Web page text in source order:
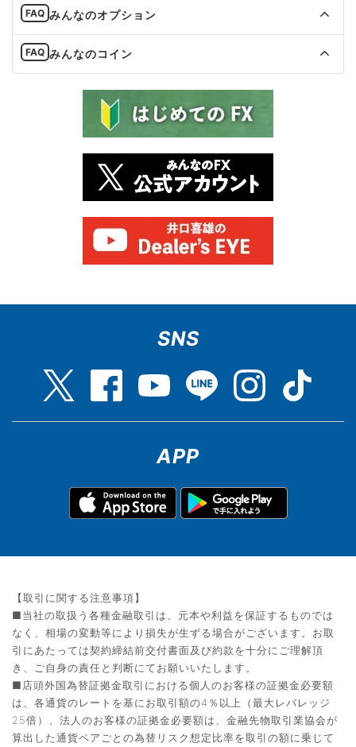
みんなのオプション
みんなのコイン
SNS
APP
【取引に関する注意事項】
■当社の取扱う各種金融取引は、元本や利益を保証するものでは
なく、相場の変動等により損失が生ずる場合がございます。お取
引にあたっては契約締結前交付書面及び約款を十分にご理解頂
き、ご自身の責任と判断にてお願いいたします。
■店頭外国為替証拠金取引における個人のお客様の証拠金必要額
は、各通貨のレートを基にお取引額の4％以上（最大レバレッジ
25倍）、法人のお客様の証拠金必要額は、金融先物取引業協会が
算出した通貨ペアごとの為替リスク想定比率を取引の額に乗じて